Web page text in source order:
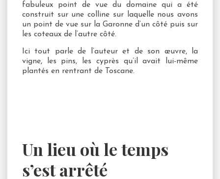
fabuleux point de vue du domaine qui a été
construit sur une colline sur laquelle nous avons
un point de vue sur la Garonne d’un côté puis sur
les coteaux de l’autre côté.
Ici tout parle de l’auteur et de son œuvre, la
vigne, les pins, les cyprès qu’il avait lui-même
plantés en rentrant de Toscane.
Un lieu où le temps
s’est arrêté